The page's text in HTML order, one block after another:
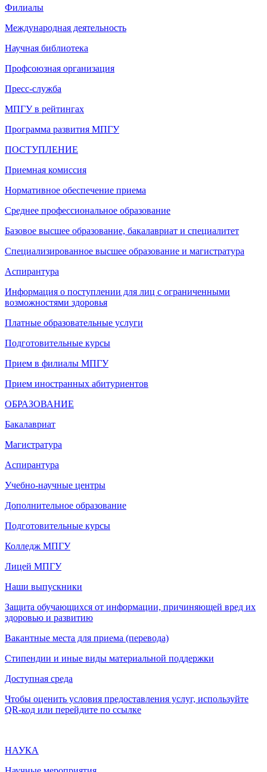
Филиалы
Международная деятельность
Научная библиотека
Профсоюзная организация
Пресс-служба
МПГУ в рейтингах
Программа развития МПГУ
ПОСТУПЛЕНИЕ
Приемная комиссия
Нормативное обеспечение приема
Среднее профессиональное образование
Базовое высшее образование, бакалавриат и специалитет
Специализированное высшее образование и магистратура
Аспирантура
Информация о поступлении для лиц с ограниченными
возможностями здоровья
Платные образовательные услуги
Подготовительные курсы
Прием в филиалы МПГУ
Прием иностранных абитуриентов
ОБРАЗОВАНИЕ
Бакалавриат
Магистратура
Аспирантура
Учебно-научные центры
Дополнительное образование
Подготовительные курсы
Колледж МПГУ
Лицей МПГУ
Наши выпускники
Защита обучающихся от информации, причиняющей вред их
здоровью и развитию
Вакантные места для приема (перевода)
Стипендии и иные виды материальной поддержки
Доступная среда
Чтобы оценить условия предоставления услуг, используйте
QR-код или перейдите по ссылке
НАУКА